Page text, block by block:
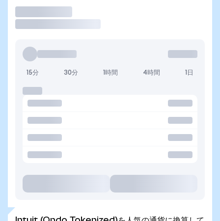
15分 30分 1時間 4時間 1日